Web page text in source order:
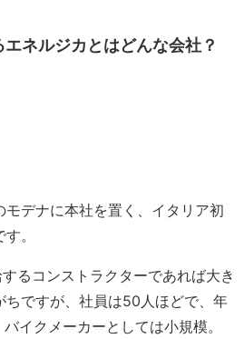
ネルジカとはどんな会社？
デナに本社を置く、イタリア初
。
るコンストラクターであれば大き
ちですが、社員は50人ほどで、年
イクメーカーとしては小規模。